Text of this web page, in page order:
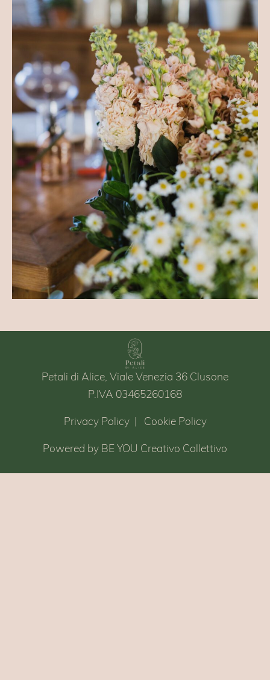
Petali di Alice, Viale Venezia 36 Clusone
P.IVA 03465260168
Privacy Policy Cookie Policy
Powered by BE YOU Creativo Collettivo